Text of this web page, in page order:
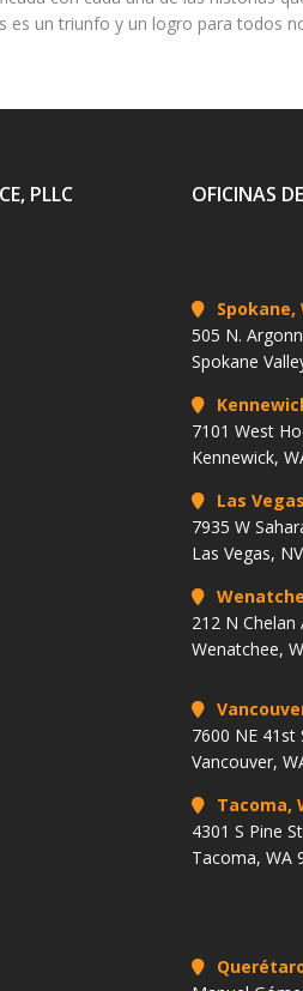
es un triunfo y un logro para todos
PLLC OFICINAS
Spokane,
505 N.
Spokane
7101 West
Kennewick,
Las
7935 W
Las Vegas,
212 N Chelan
Wenatchee,
7600 NE 41st
Vancouver,
Tacoma,
4301 S Pine
Tacoma, WA